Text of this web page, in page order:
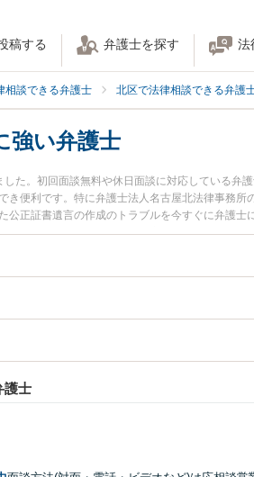
稿する 弁護士を探す 法
相談できる弁護士 北区で法律相談できる弁護
強い弁護士
た。初回面談無料や休日面談に対応している弁
便利です。特に弁護士法人名古屋北法律事務
正証書遺言の作成のトラブルを今すぐに弁護
成を法律相談できる名古屋市北区内の弁護士
護士